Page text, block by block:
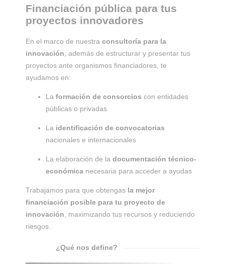
Financiación pública para tus
proyectos innovadores
En el marco de nuestraconsultoría para la
innovación , además de estructurar y presentar tus
proyectos ante organismos financiadores, te
ayudamos en:
Laformación de consorcios con entidades
públicas o privadas
La identificación de convocatorias
nacionales e internacionales
La elaboración de ladocumentación técnico-
económica necesaria para acceder a ayudas
Trabajamos para que obtengas la mejor
financiación posible para tu proyecto de
innovación , maximizando tus recursos y reduciendo
riesgos.
¿Qué nos define?